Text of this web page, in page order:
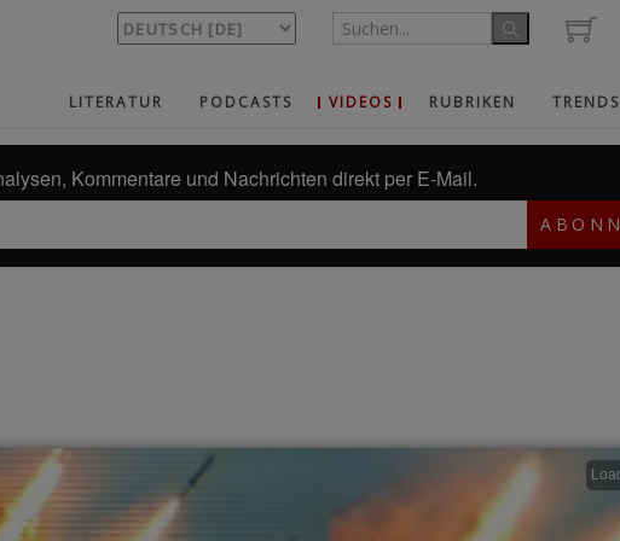
LITERATUR PODCASTS VIDEOS RUBRIKEN TRENDS
Kommentare und Nachrichten direkt per E-Mail.